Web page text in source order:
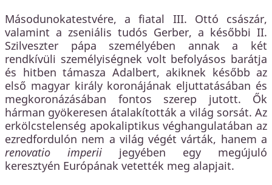
Másodunokatestvére, a fiatal III. Ottó császár,
valamint a zseniális tudós Gerber, a későbbi II.
Szilveszter pápa személyében annak a két
rendkívüli személyiségnek volt befolyásos barátja
és hitben támasza Adalbert, akiknek később az
első magyar király koronájának eljuttatásában és
megkoronázásában fontos szerep jutott. Ők
hárman gyökeresen átalakították a világ sorsát. Az
erkölcstelenség apokaliptikus véghangulatában az
ezredfordulón nem a világ végét várták, hanem a
renovatio imperii jegyében egy megújuló
keresztyén Európának vetették meg alapjait.